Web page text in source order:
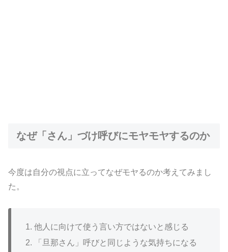
なぜ「さん」づけ呼びにモヤモヤするのか
今度は自分の視点に立ってなぜモヤるのか考えてみまし
た。
他人に向けて使う言い方ではないと感じる
「旦那さん」呼びと同じような気持ちになる